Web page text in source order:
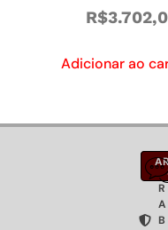
R$
Adicionar ao
C
A
R
A
B